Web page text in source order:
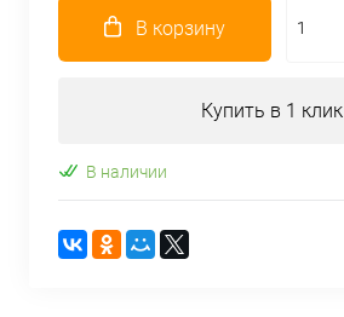
В корзину
Купить в 1 клик
В наличии